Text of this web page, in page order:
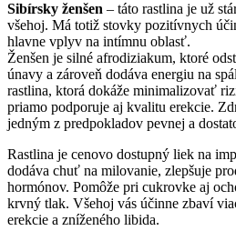
Sibírsky ženšen – táto rastlina je už
všehoj. Má totiž stovky pozitívnych
hlavne vplyv na intímnu oblasť.
Ženšen je silné afrodiziakum, ktoré
únavy a zároveň dodáva energiu na
rastlina, ktorá dokáže minimalizovať
priamo podporuje aj kvalitu erekcie.
jedným z predpokladov pevnej a
Rastlina je cenovo dostupný liek na
dodáva chuť na milovanie, zlepšuje
hormónov. Pomôže pri cukrovke aj
krvný tlak. Všehoj vás účinne zbaví
erekcie a zníženého libida.